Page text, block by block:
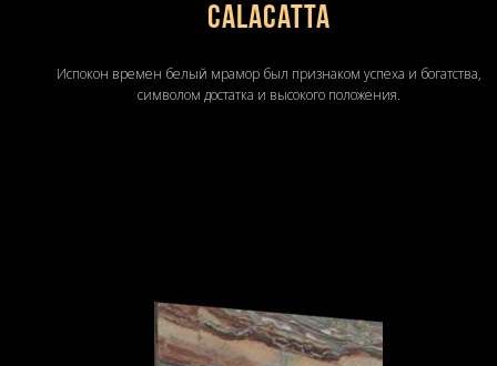
Calacatta
Испокон времен белый мрамор был признаком успеха и богатства,
символом достатка и высокого положения.